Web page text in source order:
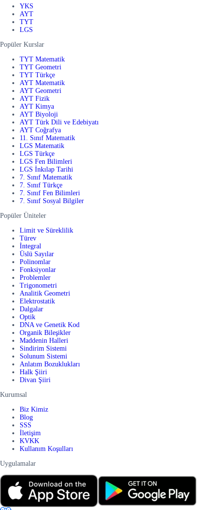
YKS
AYT
TYT
LGS
Popüler Kurslar
TYT Matematik
TYT Geometri
TYT Türkçe
AYT Matematik
AYT Geometri
AYT Fizik
AYT Kimya
AYT Biyoloji
AYT Türk Dili ve Edebiyatı
AYT Coğrafya
11. Sınıf Matematik
LGS Matematik
LGS Türkçe
LGS Fen Bilimleri
LGS İnkılap Tarihi
7. Sınıf Matematik
7. Sınıf Türkçe
7. Sınıf Fen Bilimleri
7. Sınıf Sosyal Bilgiler
Popüler Üniteler
Limit ve Süreklilik
Türev
İntegral
Üslü Sayılar
Polinomlar
Fonksiyonlar
Problemler
Trigonometri
Analitik Geometri
Elektrostatik
Dalgalar
Optik
DNA ve Genetik Kod
Organik Bileşikler
Maddenin Halleri
Sindirim Sistemi
Solunum Sistemi
Anlatım Bozuklukları
Halk Şiiri
Divan Şiiri
Kurumsal
Biz Kimiz
Blog
SSS
İletişim
KVKK
Kullanım Koşulları
Uygulamalar